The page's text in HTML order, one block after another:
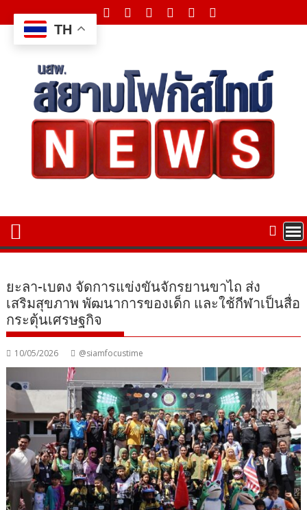
to
content
ยะลา-เบตง จัดการแข่งขันจักรยานขาไถ ส่ง
เสริมสุขภาพ พัฒนาการของเด็ก และใช้กีฬาเป็นสื่อ
กระตุ้นเศรษฐกิจ
10/05/2026 @siamfocustime
TH